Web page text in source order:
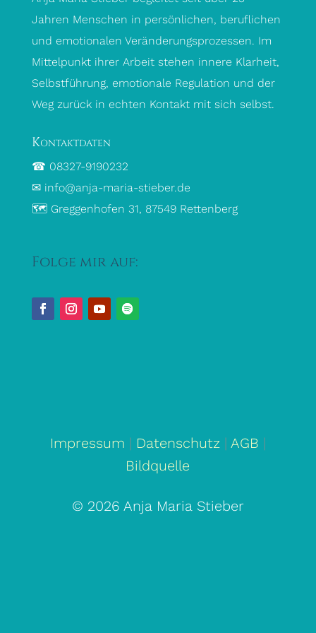
Jahren Menschen in persönlichen, beruflichen
und emotionalen Veränderungsprozessen. Im
Mittelpunkt ihrer Arbeit stehen innere Klarheit,
Selbstführung, emotionale Regulation und der
Weg zurück in echten Kontakt mit sich selbst.
Kontaktdaten
☎ 08327-9190232
✉ info@anja-maria-stieber.de
🗺 Greggenhofen 31, 87549 Rettenberg
Folge mir auf:
Impressum | Datenschutz | AGB |
Bildquelle
© 2026 Anja Maria Stieber